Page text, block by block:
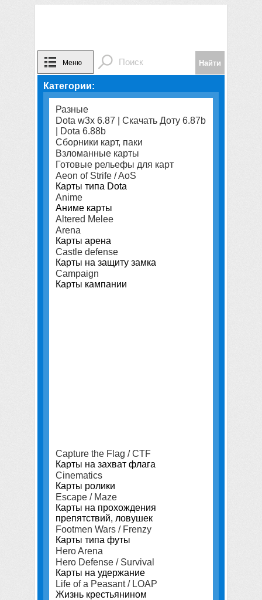
Меню
Категории:
Разные
Dota w3x 6.87 | Скачать Доту 6.87b
| Dota 6.88b
Сборники карт, паки
Взломанные карты
Готовые рельефы для карт
Aeon of Strife / AoS
Карты типа Dota
Anime
Аниме карты
Altered Melee
Arena
Карты арена
Castle defense
Карты на защиту замка
Campaign
Карты кампании
Capture the Flag / CTF
Карты на захват флага
Cinematics
Карты ролики
Escape / Maze
Карты на прохождения
препятствий, ловушек
Footmen Wars / Frenzy
Карты типа футы
Hero Arena
Hero Defense / Survival
Карты на удержание
Life of a Peasant / LOAP
Жизнь крестьянином